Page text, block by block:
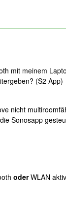
mit meinem
(S2 App)
nicht
Sonosapp
oderWLAN